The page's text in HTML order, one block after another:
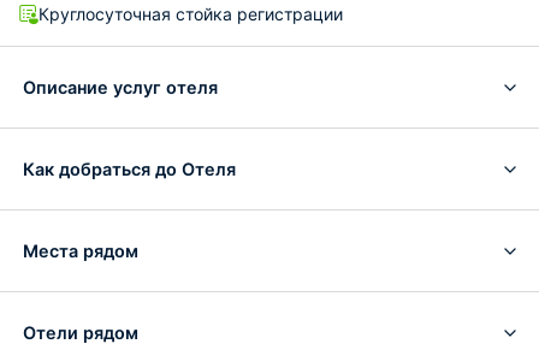
Круглосуточная стойка регистрации
Описание услуг отеля
Как добраться до Отеля
Места рядом
Отели рядом